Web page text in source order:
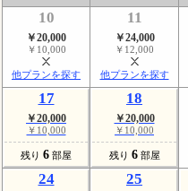
10
￥20,000
￥10,000
他プランを探す
11
￥24,000
￥12,000
他プランを探す
17
￥20,000
￥10,000
残り 6 部屋
18
￥20,000
￥10,000
残り 6 部屋
24 25